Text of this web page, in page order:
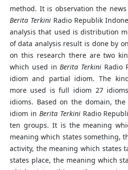
method. It is observation the
Berita TerkiniRadio Republik
analysis that used is distribution
of data analysis result is done by
on this research there are two
which used inBerita Terkini Radio
idiom and partial idiom. The
more used is full idiom 27
idioms. Based on the domain,
idiom in Berita TerkiniRadio
ten groups. It is the meaning
meaning which states something,
activity, the meaning which states
states place, the meaning which